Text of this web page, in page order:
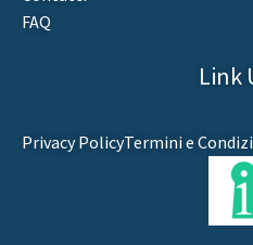
FAQ
Link
Privacy PolicyTermini e